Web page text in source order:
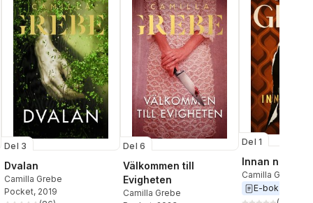
Del 3
Dvalan
Camilla Grebe
Pocket, 2019
Del 6
Välkommen till
Evigheten
Camilla Grebe
Del 1
Innan natten
Camilla Grebe
E-bok